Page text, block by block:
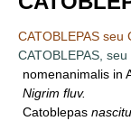
CATOBLEPAS seu
CATOBLEPAS, seu
nomenanimalis in
Nigrim fluv.
Catoblepas